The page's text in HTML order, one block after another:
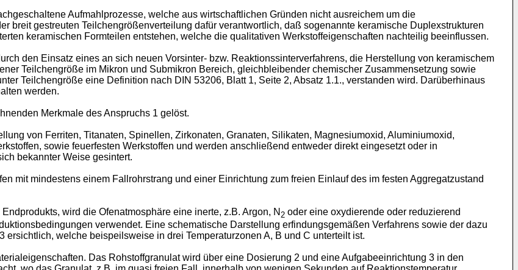
Aufmahlprozesse, welche aus wirtschaftlichen Gründen nicht ausreichem um die
breit gestreuten Teilchengrößenverteilung dafür verantwortlich, daß sogenannte keramische Duplexstrukturen
keramischen Formteilen entstehen, welche die qualitativen Werkstoffeigenschaften nachteilig beeinflussen.
den Einsatz eines an sich neuen Vorsinter- bzw. Reaktionssinterverfahrens, die Herstellung von keramischem
Teilchengröße im Mikron und Submikron Bereich, gleichbleibender chemischer Zusammensetzung sowie
Teilchengröße eine Definition nach DIN 53206, Blatt 1, Seite 2, Absatz 1.1., verstanden wird. Darüberhinaus
werden.
Merkmale des Anspruchs 1 gelöst.
von Ferriten, Titanaten, Spinellen, Zirkonaten, Granaten, Silikaten, Magnesiumoxid, Aluminiumoxid,
sowie feuerfesten Werkstoffen und werden anschließend entweder direkt eingesetzt oder in
bekannter Weise gesintert.
mit mindestens einem Fallrohrstrang und einer Einrichtung zum freien Einlauf des im festen Aggregatzustand
wird die Ofenatmosphäre eine inerte, z.B. Argon, N2 oder eine oxydierende oder reduzierend
verwendet. Eine schematische Darstellung erfindungsgemäßen Verfahrens sowie der dazu
welche beispeilsweise in drei Temperaturzonen A, B und C unterteilt ist.
Das Rohstoffgranulat wird über eine Dosierung 2 und eine Aufgabeeinrichtung 3 in den